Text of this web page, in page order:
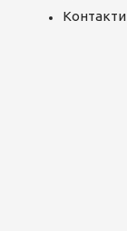
Контакти